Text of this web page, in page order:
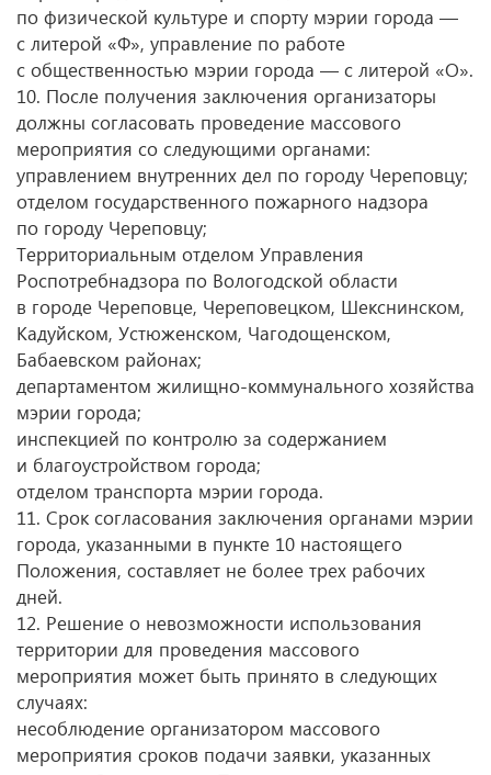
по физической культуре и спорту мэрии города —
с литерой «Ф», управление по работе
с общественностью мэрии города — с литерой «О».
10. После получения заключения организаторы
должны согласовать проведение массового
мероприятия со следующими органами:
управлением внутренних дел по городу Череповцу;
отделом государственного пожарного надзора
по городу Череповцу;
Территориальным отделом Управления
Роспотребнадзора по Вологодской области
в городе Череповце, Череповецком, Шекснинском,
Кадуйском, Устюженском, Чагодощенском,
Бабаевском районах;
департаментом жилищно-коммунального хозяйства
мэрии города;
инспекцией по контролю за содержанием
и благоустройством города;
отделом транспорта мэрии города.
11. Срок согласования заключения органами мэрии
города, указанными в пункте 10 настоящего
Положения, составляет не более трех рабочих
дней.
12. Решение о невозможности использования
территории для проведения массового
мероприятия может быть принято в следующих
случаях:
несоблюдение организатором массового
мероприятия сроков подачи заявки, указанных